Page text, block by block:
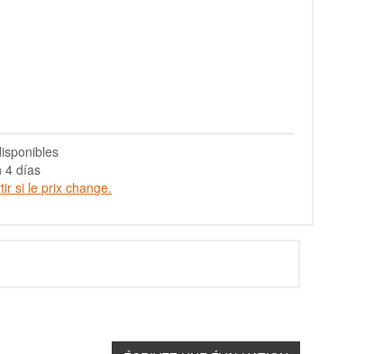
4 días
si le prix change.